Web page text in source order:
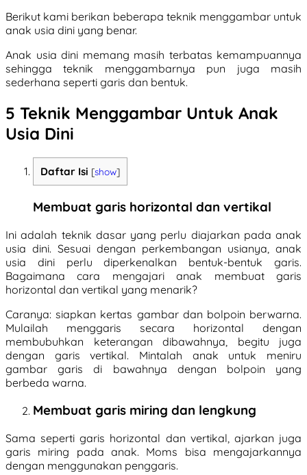
Berikut kami berikan beberapa teknik menggambar untuk
anak usia dini yang benar.
Anak usia dini memang masih terbatas kemampuannya
sehingga teknik menggambarnya pun juga masih
sederhana seperti garis dan bentuk.
5 Teknik Menggambar Untuk Anak
Usia Dini
Daftar Isi [show]
Membuat garis horizontal dan vertikal
Ini adalah teknik dasar yang perlu diajarkan pada anak
usia dini. Sesuai dengan perkembangan usianya, anak
usia dini perlu diperkenalkan bentuk-bentuk garis.
Bagaimana cara mengajari anak membuat garis
horizontal dan vertikal yang menarik?
Caranya: siapkan kertas gambar dan bolpoin berwarna.
Mulailah menggaris secara horizontal dengan
membubuhkan keterangan dibawahnya, begitu juga
dengan garis vertikal. Mintalah anak untuk meniru
gambar garis di bawahnya dengan bolpoin yang
berbeda warna.
Membuat garis miring dan lengkung
Sama seperti garis horizontal dan vertikal, ajarkan juga
garis miring pada anak. Moms bisa mengajarkannya
dengan menggunakan penggaris.